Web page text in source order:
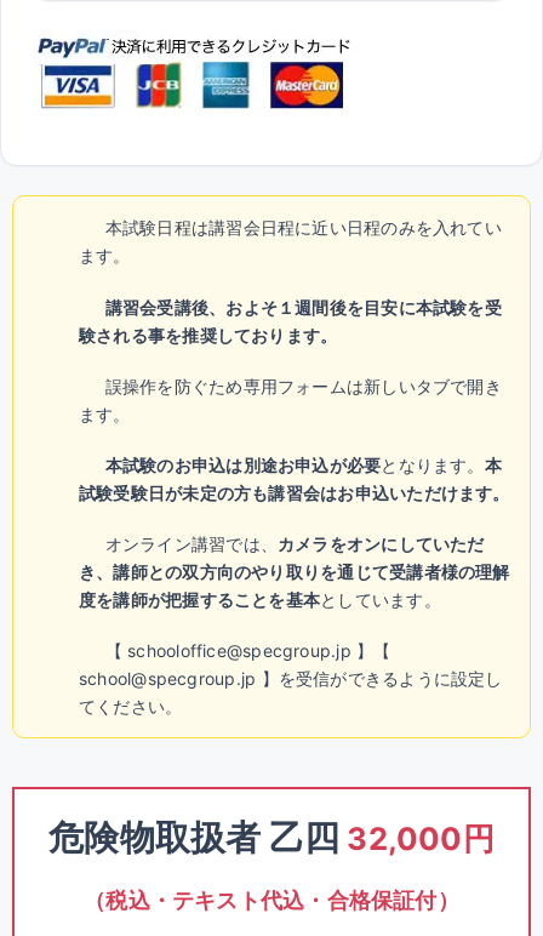
本試験日程は講習会日程に近い日程のみを入れてい
ます。
講習会受講後、およそ１週間後を目安に本試験を受
験される事を推奨しております。
誤操作を防ぐため専用フォームは新しいタブで開き
ます。
本試験のお申込は別途お申込が必要となります。 本
試験受験日が未定の方も講習会はお申込いただけます。
オンライン講習では、 カメラをオンにしていただ
き、講師との双方向のやり取りを通じて受講者様の理解
度を講師が把握することを基本としています。
【 schooloffice@specgroup.jp 】【
school@specgroup.jp 】を受信ができるように設定し
てください。
危険物取扱者 乙四 32,000円
（税込・テキスト代込・合格保証付）